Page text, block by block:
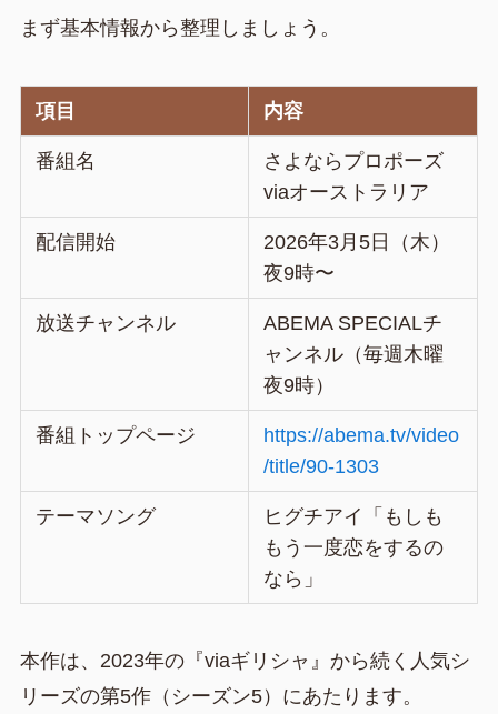
まず基本情報から整理しましょう。
項目 内容
番組名
さよならプロポーズ
viaオーストラリア
配信開始
2026年3月5日（木）
夜9時〜
放送チャンネル
ABEMA SPECIALチ
ャンネル（毎週木曜
夜9時）
番組トップページ
https://abema.tv/video
/title/90-1303
テーマソング
ヒグチアイ「もしも
もう一度恋をするの
なら」
本作は、2023年の『viaギリシャ』から続く人気シ
リーズの第5作（シーズン5）にあたります。